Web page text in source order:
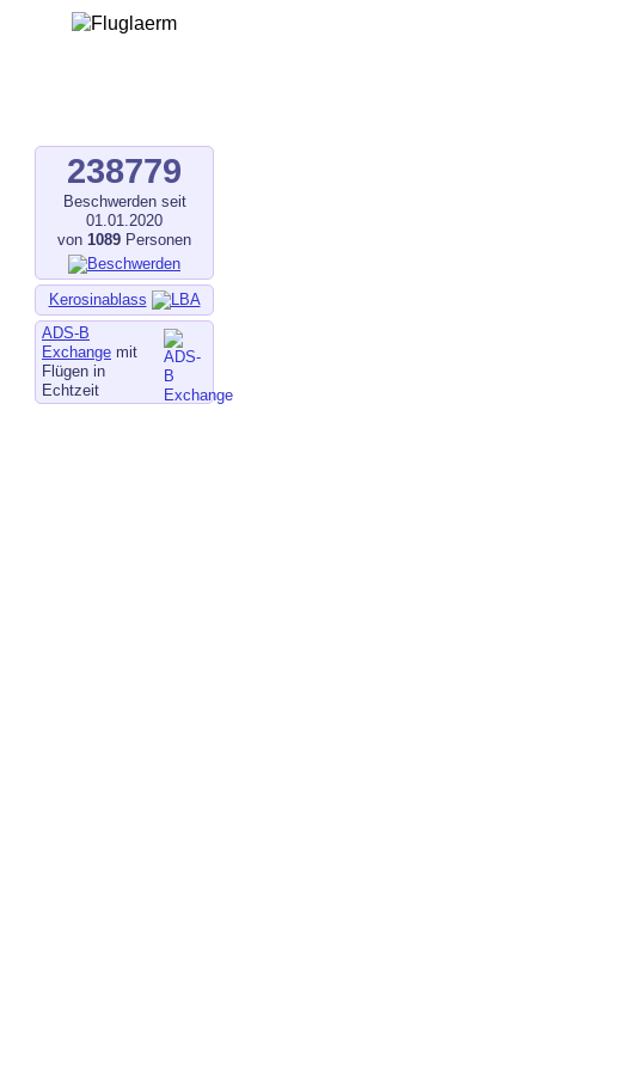
238779
Beschwerden seit
01.01.2020
von 1089 Personen
Kerosinablass
ADS-B
Exchange mit
Flügen in
Echtzeit